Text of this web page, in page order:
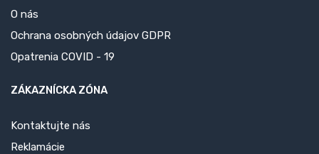
O nás
Ochrana osobných údajov GDPR
Opatrenia COVID - 19
ZÁKAZNÍCKA ZÓNA
Kontaktujte nás
Reklamácie